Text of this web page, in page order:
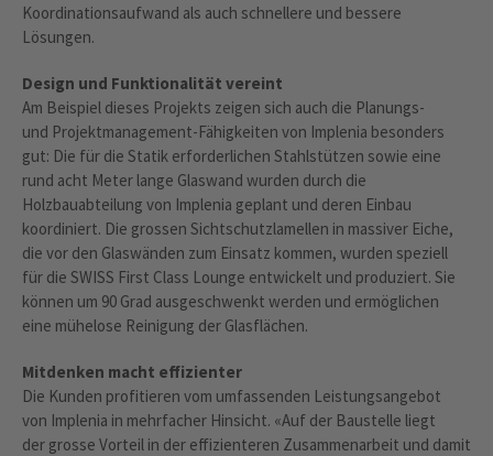
Koordinationsaufwand als auch schnellere und bessere
Lösungen.
Design und Funktionalität vereint
Am Beispiel dieses Projekts zeigen sich auch die Planungs-
und Projektmanagement-Fähigkeiten von Implenia besonders
gut: Die für die Statik erforderlichen Stahlstützen sowie eine
rund acht Meter lange Glaswand wurden durch die
Holzbauabteilung von Implenia geplant und deren Einbau
koordiniert. Die grossen Sichtschutzlamellen in massiver Eiche,
die vor den Glaswänden zum Einsatz kommen, wurden speziell
für die SWISS First Class Lounge entwickelt und produziert. Sie
können um 90 Grad ausgeschwenkt werden und ermöglichen
eine mühelose Reinigung der Glasflächen.
Mitdenken macht effizienter
Die Kunden profitieren vom umfassenden Leistungsangebot
von Implenia in mehrfacher Hinsicht. «Auf der Baustelle liegt
der grosse Vorteil in der effizienteren Zusammenarbeit und damit